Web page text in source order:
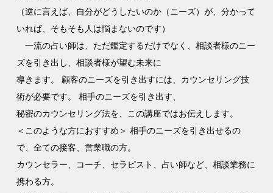
（逆に言えば、自分がどうしたいのか（ニーズ）が、分かって
いれば、そもそも人は悩まないのです）
一流の占い師は、ただ鑑定するだけでなく、相談者様のニー
ズを引き出し、相談者様が望む未来に
導きます。 顧客のニーズを引き出すには、カウンセリング技
術が必要です。 相手のニーズを引き出す、
秘密のカウンセリング法を、この講座ではお伝えします。
＜このような方におすすめ＞ 相手のニーズを引き出せるの
で、全ての接客、営業職の方。
カウンセラー、コーチ、セラピスト、占い師など、相談業務に
携わる方。